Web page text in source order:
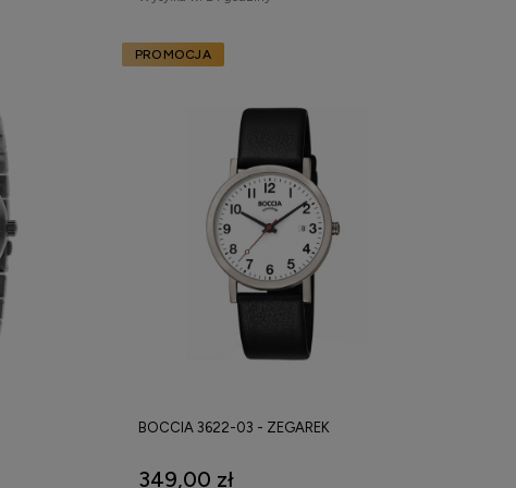
BOCCIA 3622-03 - ZEGAREK
349,00 zł
PROMOCJA